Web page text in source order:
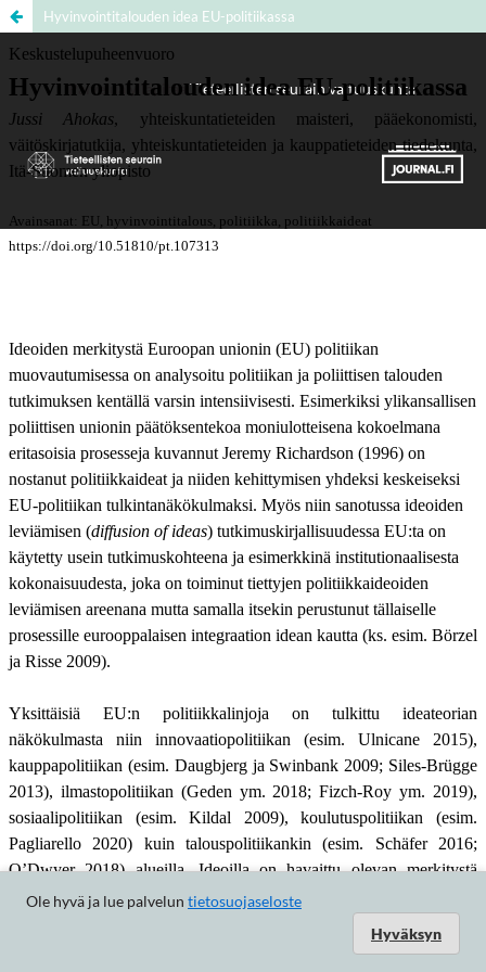
Hyvinvointitalouden idea EU-politiikassa
Ole hyvä ja lue palvelun tietosuojaseloste
Hyväksyn
Palvelua ylläpitääTieteellisten seurain valtuuskunta.